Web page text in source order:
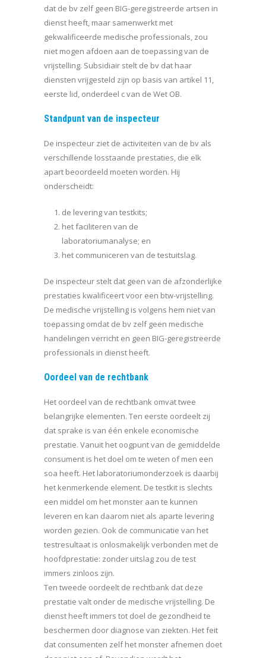
dat de bv zelf geen BIG-geregistreerde artsen in
dienst heeft, maar samenwerkt met
gekwalificeerde medische professionals, zou
niet mogen afdoen aan de toepassing van de
vrijstelling. Subsidiair stelt de bv dat haar
diensten vrijgesteld zijn op basis van artikel 11,
eerste lid, onderdeel c van de Wet OB.
Standpunt van de inspecteur
De inspecteur ziet de activiteiten van de bv als
verschillende losstaande prestaties, die elk
apart beoordeeld moeten worden. Hij
onderscheidt:
de levering van testkits;
het faciliteren van de
laboratoriumanalyse; en
het communiceren van de testuitslag.
De inspecteur stelt dat geen van de afzonderlijke
prestaties kwalificeert voor een btw-vrijstelling.
De medische vrijstelling is volgens hem niet van
toepassing omdat de bv zelf geen medische
handelingen verricht en geen BIG-geregistreerde
professionals in dienst heeft.
Oordeel van de rechtbank
Het oordeel van de rechtbank omvat twee
belangrijke elementen. Ten eerste oordeelt zij
dat sprake is van één enkele economische
prestatie. Vanuit het oogpunt van de gemiddelde
consument is het doel om te weten of men een
soa heeft. Het laboratoriumonderzoek is daarbij
het kenmerkende element. De testkit is slechts
een middel om het monster aan te kunnen
leveren en kan daarom niet als aparte levering
worden gezien. Ook de communicatie van het
testresultaat is onlosmakelijk verbonden met de
hoofdprestatie: zonder uitslag zou de test
immers zinloos zijn.
Ten tweede oordeelt de rechtbank dat deze
prestatie valt onder de medische vrijstelling. De
dienst heeft immers tot doel de gezondheid te
beschermen door diagnose van ziekten. Het feit
dat consumenten zelf het monster afnemen doet